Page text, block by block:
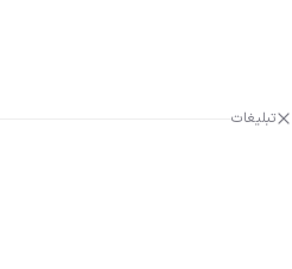
تبلیغات